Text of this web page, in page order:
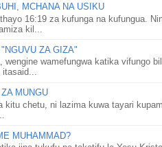
MCHANA NA USIKU
16:19 za kufunga na kufungua.
kil...
ZA GIZA"
wengine wamefungwa katika vifungo
itasaid...
MUNGU
chetu, ni lazima kuwa tayari
MUHAMMAD?